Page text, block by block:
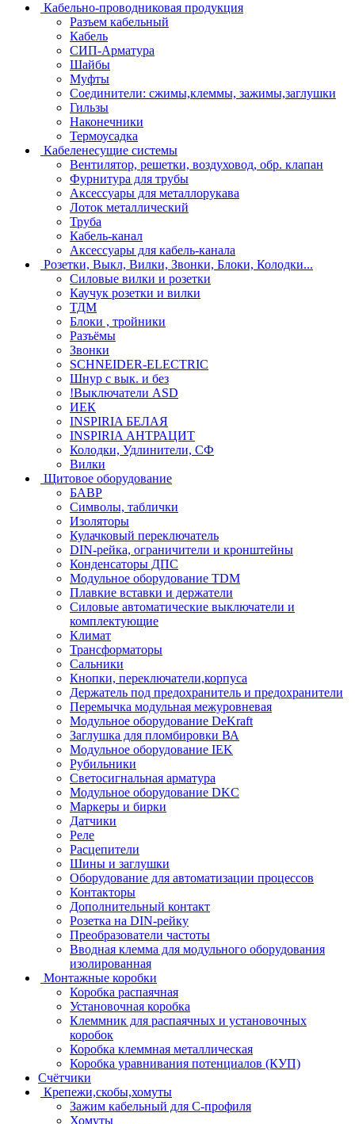
Кабельно-проводниковая продукция
Разъем кабельный
Кабель
СИП-Арматура
Шайбы
Муфты
Соединители: сжимы,клеммы, зажимы,заглушки
Гильзы
Наконечники
Термоусадка
Кабеленесущие системы
Вентилятор, решетки, воздуховод, обр. клапан
Фурнитура для трубы
Аксессуары для металлорукава
Лоток металлический
Труба
Кабель-канал
Аксессуары для кабель-канала
Розетки, Выкл, Вилки, Звонки, Блоки, Колодки...
Силовые вилки и розетки
Каучук розетки и вилки
ТДМ
Блоки , тройники
Разъёмы
Звонки
SCHNEIDER-ELECTRIC
Шнур с вык. и без
!Выключатели ASD
ИЕК
INSPIRIA БЕЛАЯ
INSPIRIA АНТРАЦИТ
Колодки, Удлинители, СФ
Вилки
Щитовое оборудование
БАВР
Символы, таблички
Изоляторы
Кулачковый переключатель
DIN-рейка, ограничители и кронштейны
Конденсаторы ДПС
Модульное оборудование TDM
Плавкие вставки и держатели
Силовые автоматические выключатели и
комплектующие
Климат
Трансформаторы
Сальники
Кнопки, переключатели,корпуса
Держатель под предохранитель и предохранители
Перемычка модульная межуровневая
Модульное оборудование DeKraft
Заглушка для пломбировки ВА
Модульное оборудование IEK
Рубильники
Светосигнальная арматура
Модульное оборудование DKC
Маркеры и бирки
Датчики
Реле
Расцепители
Шины и заглушки
Оборудование для автоматизации процессов
Контакторы
Дополнительный контакт
Розетка на DIN-рейку
Преобразователи частоты
Вводная клемма для модульного оборудования
изолированная
Монтажные коробки
Коробка распаячная
Установочная коробка
Клеммник для распаячных и установочных
коробок
Коробка клеммная металлическая
Коробка уравнивания потенциалов (КУП)
Счётчики
Крепежи,скобы,хомуты
Зажим кабельный для С-профиля
Хомуты